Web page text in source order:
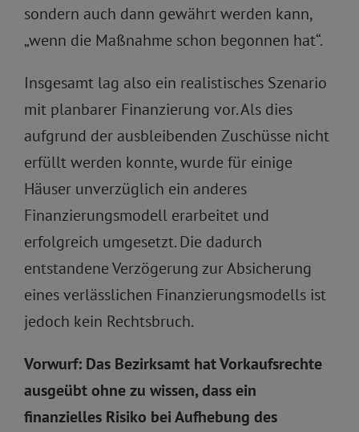
sondern auch dann gewährt werden kann,
„wenn die Maßnahme schon begonnen hat“.
Insgesamt lag also ein realistisches Szenario
mit planbarer Finanzierung vor. Als dies
aufgrund der ausbleibenden Zuschüsse nicht
erfüllt werden konnte, wurde für einige
Häuser unverzüglich ein anderes
Finanzierungsmodell erarbeitet und
erfolgreich umgesetzt. Die dadurch
entstandene Verzögerung zur Absicherung
eines verlässlichen Finanzierungsmodells ist
jedoch kein Rechtsbruch.
Vorwurf: Das Bezirksamt hat Vorkaufsrechte
ausgeübt ohne zu wissen, dass ein
finanzielles Risiko bei Aufhebung des